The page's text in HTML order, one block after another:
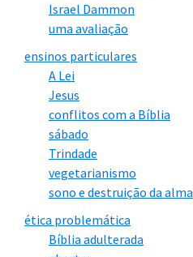
Israel Dammon
uma avaliação
ensinos particulares
A Lei
Jesus
conflitos com a Bíblia
sábado
Trindade
vegetarianismo
sono e destruição da alma
ética problemática
Bíblia adulterada